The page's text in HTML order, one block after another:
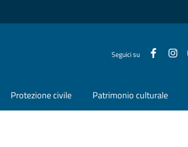
Seguici su
Protezione civile Patrimonio culturale